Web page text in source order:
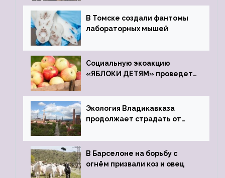
В Томске создали фантомы
лабораторных мышей
Социальную экоакцию
«ЯБЛОКИ ДЕТЯМ» проведет
Экология Владикавказа
продолжает страдать от
В Барселоне на борьбу с
огнём призвали коз и овец